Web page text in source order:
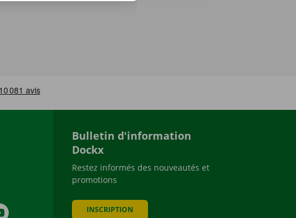
YouTube
Bulletin d'information
Dockx
Restez informés des nouveautés et
promotions
INSCRIPTION